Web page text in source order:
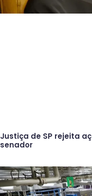
Justiça de SP rejeita
senador